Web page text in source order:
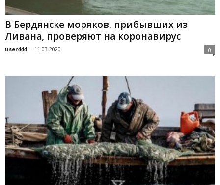
В Бердянске моряков, прибывших из
Ливана, проверяют на коронавирус
user444 - 11.03.2020 0